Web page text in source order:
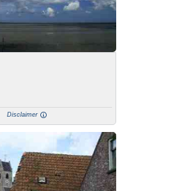
Disclaimer